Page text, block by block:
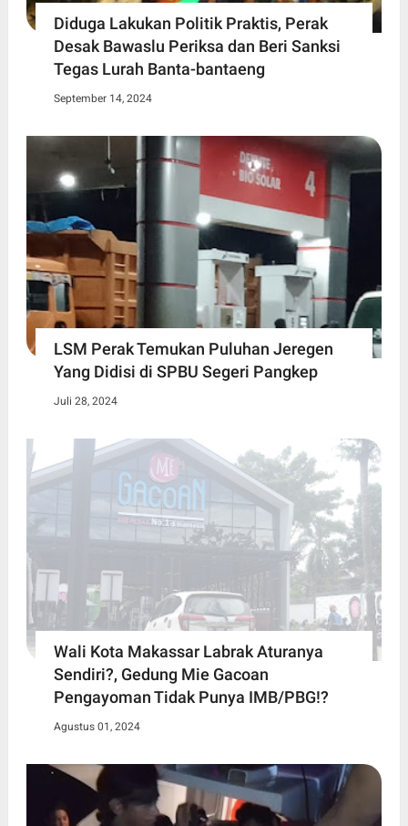
Diduga Lakukan Politik Praktis, Perak
Desak Bawaslu Periksa dan Beri Sanksi
Tegas Lurah Banta-bantaeng
September 14, 2024
LSM Perak Temukan Puluhan Jeregen
Yang Didisi di SPBU Segeri Pangkep
Juli 28, 2024
Wali Kota Makassar Labrak Aturanya
Sendiri?, Gedung Mie Gacoan
Pengayoman Tidak Punya IMB/PBG!?
Agustus 01, 2024